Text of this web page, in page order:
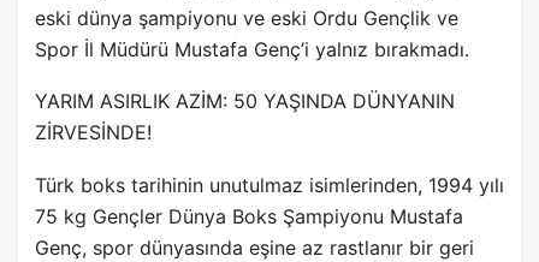
eski dünya şampiyonu ve eski Ordu Gençlik ve
Spor İl Müdürü Mustafa Genç’i yalnız bırakmadı.
YARIM ASIRLIK AZİM: 50 YAŞINDA DÜNYANIN
ZİRVESİNDE!
Türk boks tarihinin unutulmaz isimlerinden, 1994 yılı
75 kg Gençler Dünya Boks Şampiyonu Mustafa
Genç, spor dünyasında eşine az rastlanır bir geri